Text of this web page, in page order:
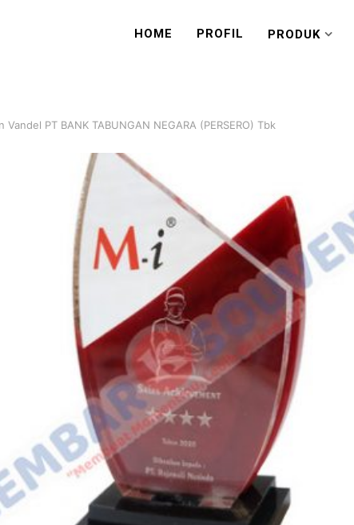
HOME PROFIL PRODUK
Vandel PT BANK TABUNGAN NEGARA (PERSERO) Tbk